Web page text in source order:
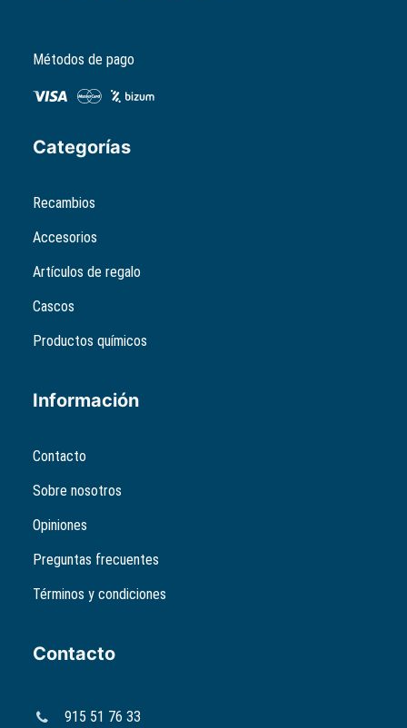
Métodos de pago
Categorías
Recambios
Accesorios
Artículos de regalo
Cascos
Productos químicos
Información
Contacto
Sobre nosotros
Opiniones
Preguntas frecuentes
Términos y condiciones
Contacto
915 51 76 33